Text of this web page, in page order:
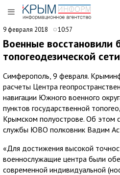
9 февраля 2018 10:57
Военные восстановили
топогеодезической
Симферополь, 9 февраля.
расчеты Центра
навигации Южного военного
пунктов государственной
Крымском полуострове. Об этом
службы ЮВО полковник Вадим
«Для достижения высокой
военнослужащие центра были
современной индивидуальной